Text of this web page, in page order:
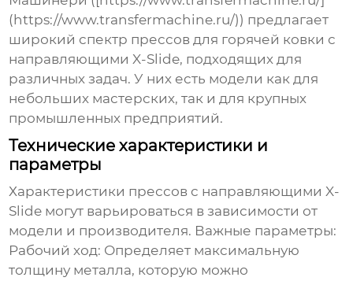
(https://www.transfermachine.ru/)) предлагает
широкий спектр прессов для горячей ковки с
направляющими X-Slide, подходящих для
различных задач. У них есть модели как для
небольших мастерских, так и для крупных
промышленных предприятий.
Технические характеристики и
параметры
Характеристики прессов с направляющими X-
Slide могут варьироваться в зависимости от
модели и производителя. Важные параметры:
Рабочий ход: Определяет максимальную
толщину металла, которую можно